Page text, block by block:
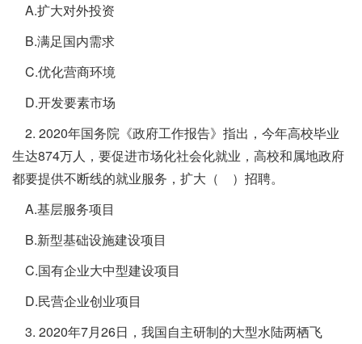
A.扩大对外投资
B.满足国内需求
C.优化营商环境
D.开发要素市场
2. 2020年国务院《政府工作报告》指出，今年高校毕业
生达874万人，要促进市场化社会化就业，高校和属地政府
都要提供不断线的就业服务，扩大（ ）招聘。
A.基层服务项目
B.新型基础设施建设项目
C.国有企业大中型建设项目
D.民营企业创业项目
3. 2020年7月26日，我国自主研制的大型水陆两栖飞